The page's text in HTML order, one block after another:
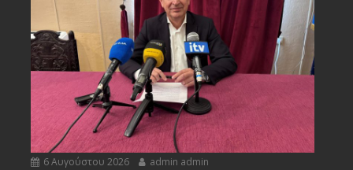
6 Αυγούστου 2026 admin admin